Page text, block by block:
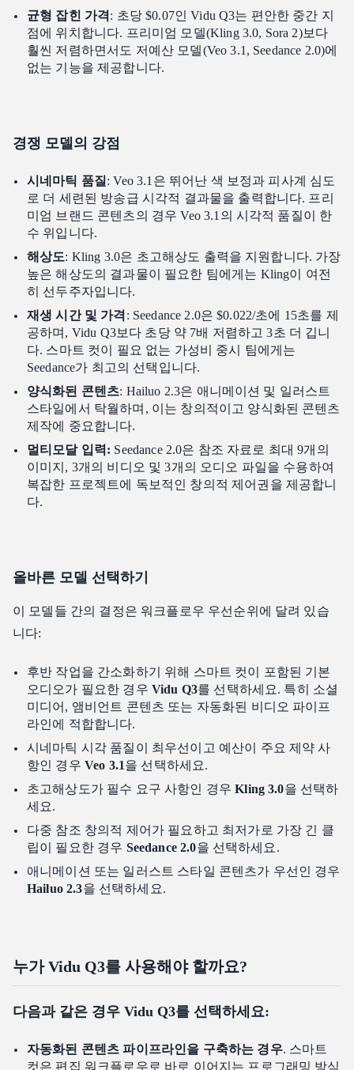
균형 잡힌 가격 : 초당 $0.07인 Vidu Q3는 편안한 중간 지
점에 위치합니다. 프리미엄 모델(Kling 3.0, Sora 2)보다
훨씬 저렴하면서도 저예산 모델(Veo 3.1, Seedance 2.0)에
없는 기능을 제공합니다.
경쟁 모델의 강점
시네마틱 품질 : Veo 3.1은 뛰어난 색 보정과 피사계 심도
로 더 세련된 방송급 시각적 결과물을 출력합니다. 프리
미엄 브랜드 콘텐츠의 경우 Veo 3.1의 시각적 품질이 한
수 위입니다.
해상도: Kling 3.0은 초고해상도 출력을 지원합니다. 가장
높은 해상도의 결과물이 필요한 팀에게는 Kling이 여전
히 선두주자입니다.
재생 시간 및 가격 : Seedance 2.0은 $0.022/초에 15초를 제
공하며, Vidu Q3보다 초당 약 7배 저렴하고 3초 더 깁니
다. 스마트 컷이 필요 없는 가성비 중시 팀에게는
Seedance가 최고의 선택입니다.
양식화된 콘텐츠: Hailuo 2.3은 애니메이션 및 일러스트
스타일에서 탁월하며, 이는 창의적이고 양식화된 콘텐츠
제작에 중요합니다.
멀티모달 입력: Seedance 2.0은 참조 자료로 최대 9개의
이미지, 3개의 비디오 및 3개의 오디오 파일을 수용하여
복잡한 프로젝트에 독보적인 창의적 제어권을 제공합니
다.
올바른 모델 선택하기
이 모델들 간의 결정은 워크플로우 우선순위에 달려 있습
니다:
후반 작업을 간소화하기 위해 스마트 컷이 포함된 기본
오디오가 필요한 경우 Vidu Q3를 선택하세요. 특히 소셜
미디어, 앰비언트 콘텐츠 또는 자동화된 비디오 파이프
라인에 적합합니다.
시네마틱 시각 품질이 최우선이고 예산이 주요 제약 사
항인 경우 Veo 3.1을 선택하세요.
초고해상도가 필수 요구 사항인 경우Kling 3.0을 선택하
세요.
다중 참조 창의적 제어가 필요하고 최저가로 가장 긴 클
립이 필요한 경우 Seedance 2.0을 선택하세요.
애니메이션 또는 일러스트 스타일 콘텐츠가 우선인 경우
Hailuo 2.3을 선택하세요.
누가 Vidu Q3를 사용해야 할까요?
다음과 같은 경우 Vidu Q3를 선택하세요:
자동화된 콘텐츠 파이프라인을 구축하는 경우. 스마트
컷은 편집 워크플로우로 바로 이어지는 프로그래밍 방식